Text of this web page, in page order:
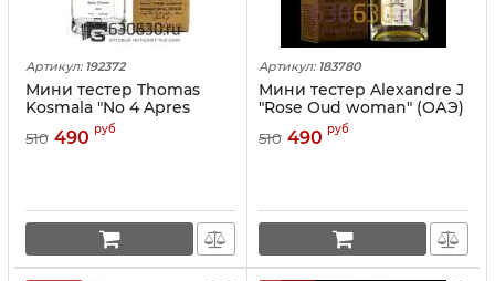
Артикул: 192372
Мини тестер Thomas
Kosmala "No 4 Apres
L'Amour" (ОАЭ) 67 ml
510 490 руб
Артикул: 183780
Мини тестер Alexandre J
"Rose Oud woman" (ОАЭ)
510 490 руб